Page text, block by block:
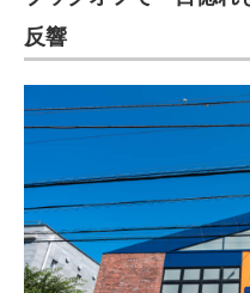
ちょっと気になるネットの話
反響